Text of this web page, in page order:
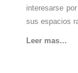
interesarse
sus espacios
Leer mas…